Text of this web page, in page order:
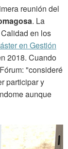
reunión del
. La
en los
en Gestión
2018. Cuando
"consideré
participar y
aunque